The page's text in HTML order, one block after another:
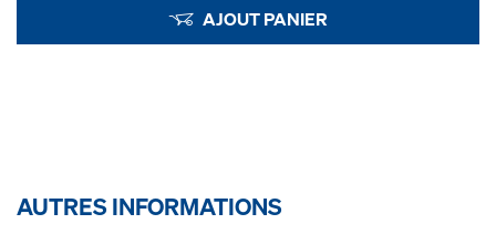
AJOUT PANIER
AUTRES INFORMATIONS